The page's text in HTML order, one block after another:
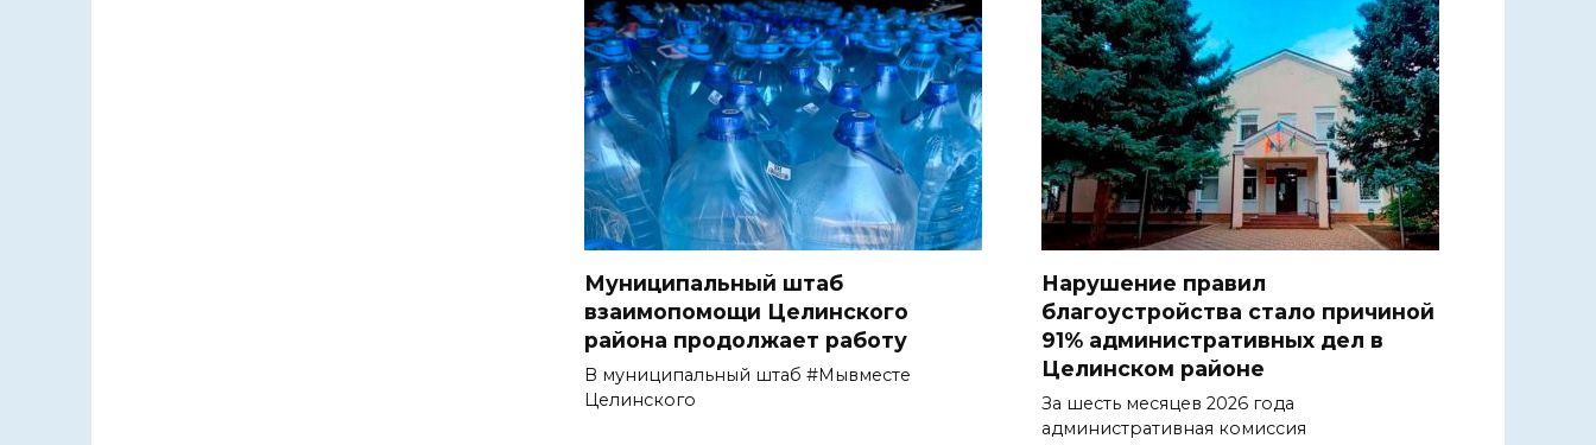
Муниципальный штаб
взаимопомощи Целинского
района продолжает работу
В муниципальный штаб #Мывместе
Целинского
Нарушение правил
благоустройства стало причиной
91% административных дел в
Целинском районе
За шесть месяцев 2026 года
административная комиссия